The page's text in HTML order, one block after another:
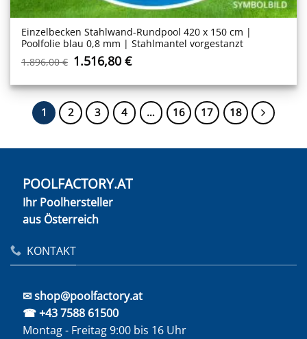
Einzelbecken Stahl­wand-Rundpool 420 x 150 cm |
Poolfolie blau 0,8 mm | Stahlmantel vorgestanzt
1.896,00€ Ursprünglicher
war:
1.896,00 €
1.516,80€Aktueller
ist:
1.516,80 €.
1 2 3 4 … 16 17 18
POOLFACTORY.AT
Ihr Poolhersteller
aus Österreich
KONTAKT
✉ shop@poolfactory.at
☎ +43 7588 61500
Montag - Freitag 9:00 bis 16 Uhr